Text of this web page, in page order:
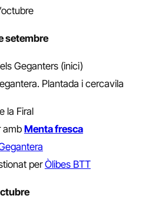
setembre
Geganters (inici)
Plantada i cercavila
la Firal
amb Menta fresca
perÒlibes BTT